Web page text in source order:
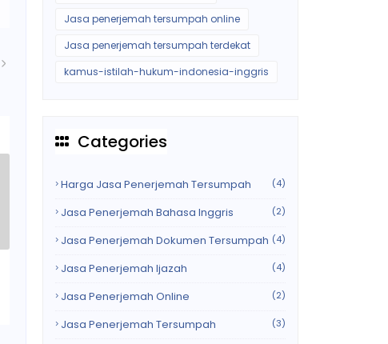
Jasa penerjemah tersumpah online
Jasa penerjemah tersumpah terdekat
kamus-istilah-hukum-indonesia-inggris
Categories
Harga Jasa Penerjemah Tersumpah (4)
Jasa Penerjemah Bahasa Inggris (2)
Jasa Penerjemah Dokumen Tersumpah (4)
Jasa Penerjemah Ijazah (4)
Jasa Penerjemah Online (2)
Jasa Penerjemah Tersumpah (3)